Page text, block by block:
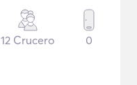
12 Crucero 0